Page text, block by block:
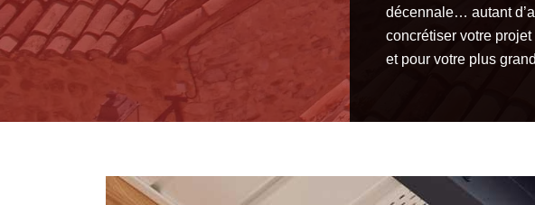
décennale… autant
concrétiser votre
et pour votre plus